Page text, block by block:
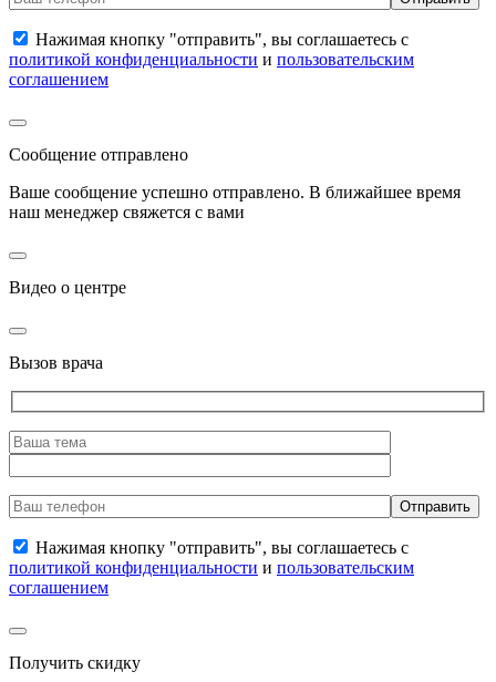
Нажимая кнопку "отправить", вы соглашаетесь с
политикой конфиденциальности и пользовательским
соглашением
Сообщение отправлено
Ваше сообщение успешно отправлено. В ближайшее время
наш менеджер свяжется с вами
Видео о центре
Вызов врача
Нажимая кнопку "отправить", вы соглашаетесь с
политикой конфиденциальности и пользовательским
соглашением
Получить скидку